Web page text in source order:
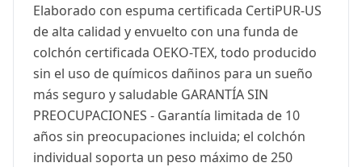
Elaborado con espuma certificada CertiPUR-US
de alta calidad y envuelto con una funda de
colchón certificada OEKO-TEX, todo producido
sin el uso de químicos dañinos para un sueño
más seguro y saludable GARANTÍA SIN
PREOCUPACIONES - Garantía limitada de 10
años sin preocupaciones incluida; el colchón
individual soporta un peso máximo de 250